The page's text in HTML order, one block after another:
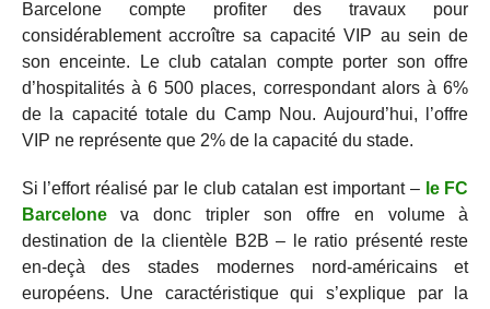
Barcelone compte profiter des travaux pour
considérablement accroître sa capacité VIP au sein de
son enceinte. Le club catalan compte porter son offre
d’hospitalités à 6 500 places, correspondant alors à 6%
de la capacité totale du Camp Nou. Aujourd’hui, l’offre
VIP ne représente que 2% de la capacité du stade.
Si l’effort réalisé par le club catalan est important – le FC
Barceloneva donc tripler son offre en volume à
destination de la clientèle B2B – le ratio présenté reste
en-deçà des stades modernes nord-américains et
européens. Une caractéristique qui s’explique par la